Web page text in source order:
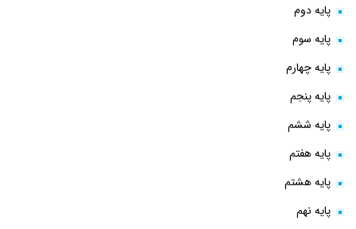
پایه دوم
پایه سوم
پایه چهارم
پایه پنجم
پایه ششم
پایه هفتم
پایه هشتم
پایه نهم